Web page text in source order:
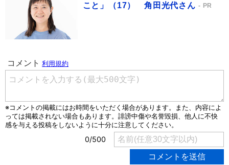
こと」（17） 角田光代さん
PR